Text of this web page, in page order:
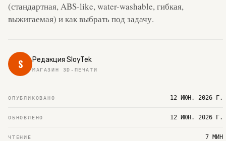
(стандартная, ABS-like, water-washable, гибкая,
выжигаемая) и как выбрать под задачу.
S Редакция SloyTek
МАГАЗИН 3D-ПЕЧАТИ
ОПУБЛИКОВАНО 12 ИЮН. 2026 Г.
ОБНОВЛЕНО 12 ИЮН. 2026 Г.
ЧТЕНИЕ 7 МИН